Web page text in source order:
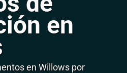
en
en Willows por